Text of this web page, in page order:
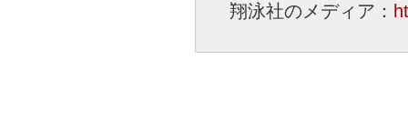
翔泳社のメディア：